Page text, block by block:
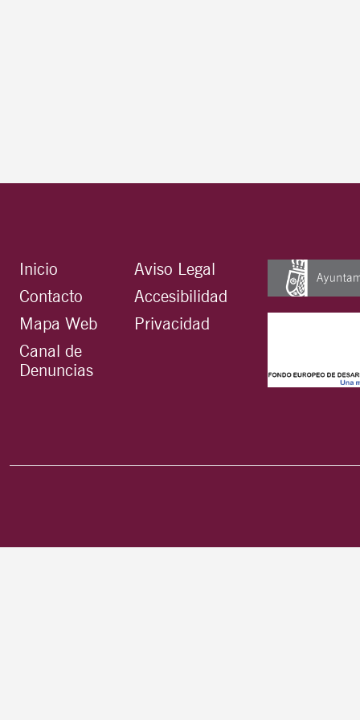
Inicio
Contacto
Mapa Web
Canal de
Denuncias
Aviso Legal
Accesibilidad
Privacidad